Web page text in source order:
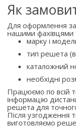
Як
Для оформлення
нашими фахівцями
марку і
тип решета
каталожний
необхідні
Працюємо по всій
інформацію
решета для
Після узгодження
виготовляємо